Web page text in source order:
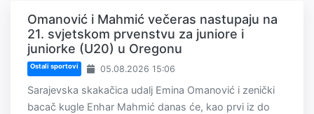
Omanović i Mahmić večeras nastupaju na
21. svjetskom prvenstvu za juniore i
juniorke (U20) u Oregonu
Ostali sportovi 05.08.2026 15:06
Sarajevska skakačica udalj Emina Omanović i zenički
bacač kugle Enhar Mahmić danas će, kao prvi iz do